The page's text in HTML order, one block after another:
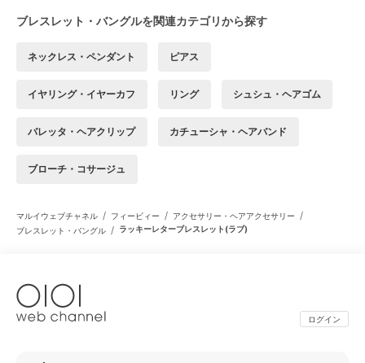
ブレスレット・バングルを関連カテゴリから探す
ネックレス・ペンダント ピアス
イヤリング・イヤーカフ リング シュシュ・ヘアゴム
バレッタ・ヘアクリップ カチューシャ・ヘアバンド
ブローチ・コサージュ
マルイウェブチャネル / フィービィー / アクセサリー・ヘアアクセサリー /
ブレスレット・バングル / ラッキーレターブレスレット(ラブ)
ログイン